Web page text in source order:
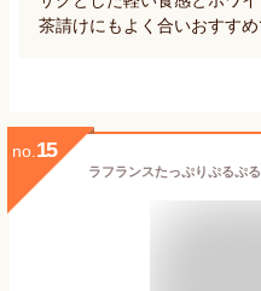
茶請けにもよく合いおすすめ
no. 15